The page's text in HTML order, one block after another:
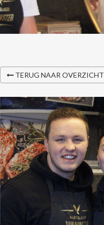
TERUG NAAR OVERZICHT